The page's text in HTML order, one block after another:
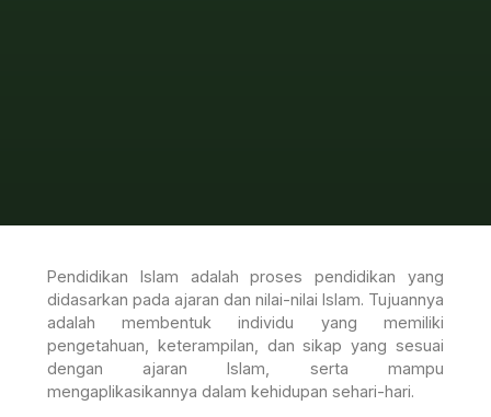
Pendidikan Islam adalah proses pendidikan yang
didasarkan pada ajaran dan nilai-nilai Islam. Tujuannya
adalah membentuk individu yang memiliki
pengetahuan, keterampilan, dan sikap yang sesuai
dengan ajaran Islam, serta mampu
mengaplikasikannya dalam kehidupan sehari-hari.